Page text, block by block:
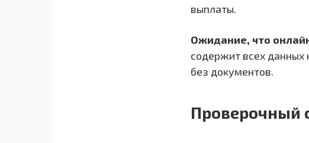
выплаты.
Ожидание, что
содержит всех данных
без документов.
Проверочный